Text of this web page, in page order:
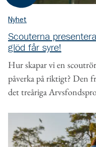
Nyhet
Scouterna
glöd får syre!
Hur skapar vi en
påverka på riktigt? Den
det treåriga